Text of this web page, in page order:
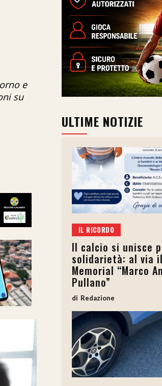
e
su
ULTIME NOTIZIE
IL RICORDO
Il calcio si unisce
solidarietà: al via
Memorial “Marco
Pullano”
Redazione